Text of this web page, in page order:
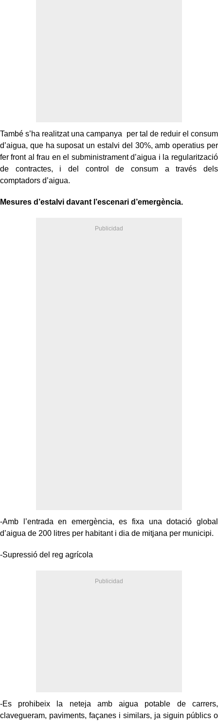
També s’ha realitzat una campanya per tal de reduir el consum
d’aigua, que ha suposat un estalvi del 30%, amb operatius per
fer front al frau en el subministrament d’aigua i la regularització
de contractes, i del control de consum a través dels
comptadors d’aigua.
Mesures d’estalvi davant l’escenari d’emergència.
-Amb l’entrada en emergència, es fixa una dotació global
d’aigua de 200 litres per habitant i dia de mitjana per municipi.
-Supressió del reg agrícola
-Es prohibeix la neteja amb aigua potable de carrers,
clavegueram, paviments, façanes i similars, ja siguin públics o